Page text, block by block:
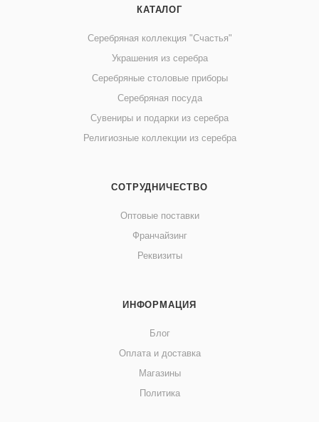
КАТАЛОГ
Серебряная коллекция "Счастья"
Украшения из серебра
Серебряные столовые приборы
Серебряная посуда
Сувениры и подарки из серебра
Религиозные коллекции из серебра
СОТРУДНИЧЕСТВО
Оптовые поставки
Франчайзинг
Реквизиты
ИНФОРМАЦИЯ
Блог
Оплата и доставка
Магазины
Политика